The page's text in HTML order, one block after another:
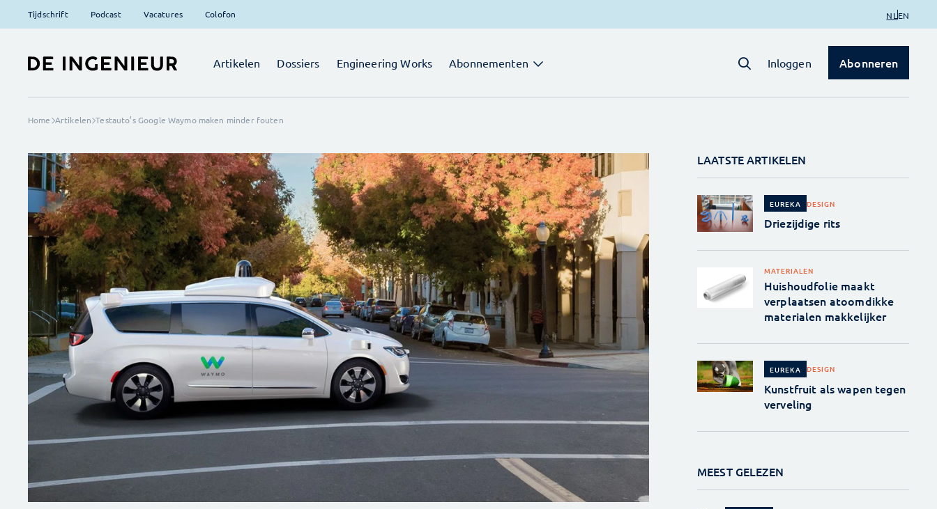
Tijdschrift Podcast Vacatures Colofon NL EN
Artikelen Dossiers Engineering Works Abonnementen Inloggen Abonneren
Home Artikelen Testauto’s Google Waymo maken minder fouten
LAATSTE ARTIKELEN
EUREKA DESIGN
Driezijdige rits
MATERIALEN
Huishoudfolie maakt
verplaatsen atoomdikke
materialen makkelijker
EUREKA DESIGN
Kunstfruit als wapen tegen
verveling
MEEST GELEZEN